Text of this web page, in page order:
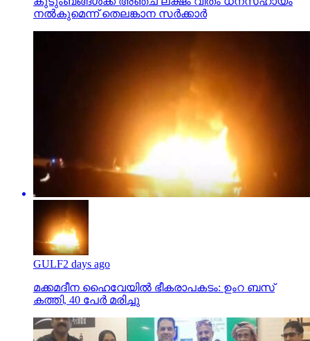
നല്‍കുമെന്ന് തെലങ്കാന സര്‍ക്കാര്‍
GULF2 days ago
മക്കമദീന ഹൈവേയില്‍ ഭീകരാപകടം: ഉംറ ബസ്
കത്തി, 40 പേര്‍ മരിച്ചു